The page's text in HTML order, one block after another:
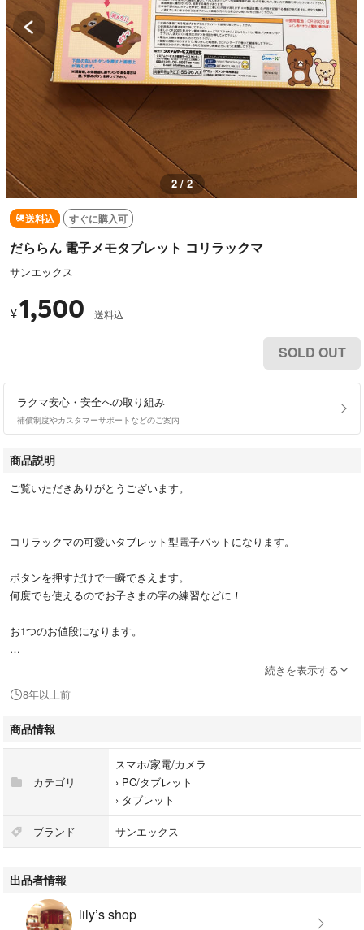
1 / 2
送料込 すぐに購入可
だららん 電子メモタブレット コリラックマ
サンエックス
¥1,500 送料込
SOLD OUT
ラクマ安心・安全への取り組み
補償制度やカスタマーサポートなどのご案内
商品説明
ご覧いただきありがとうございます。
コリラックマの可愛いタブレット型電子パットになります。
ボタンを押すだけで一瞬できえます。
何度でも使えるのでお子さまの字の練習などに！
お1つのお値段になります。
Amaz⚪nさんではお１つ2000円+送料で出されていました。現在在庫はな
プライズ商品です。
動作確認のため一度開封しましたがほぼ新品、未使用品です。箱にはもと
もとついているすれたあとがあるのでそれでもよろしければ。(光にかざ
さないと見えない程度のへこみです)
何か質問ありましたらお気軽にお問い合わせください。
リラックマ
コリラックマ
電子メモタブレット
続きを表示する
8年以上前
商品情報
カテゴリ
スマホ/家電/カメラ
› PC/タブレット
› タブレット
ブランド サンエックス
出品者情報
lily’s shop